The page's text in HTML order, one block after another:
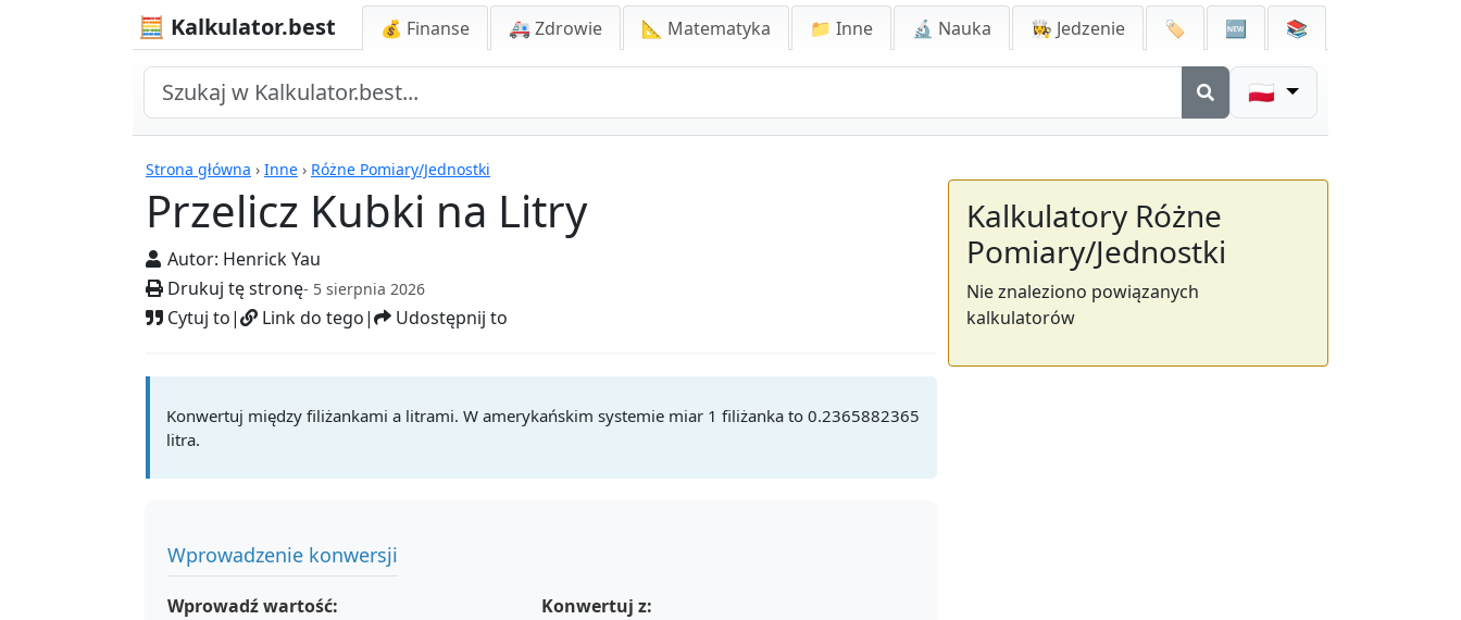
🧮 Kalkulator.best 💰 Finanse 🚑 Zdrowie 📐 Matematyka 📁 Inne 🔬 Nauka 👩‍🍳 Jedzenie 🏷️ 🆕 📚
🇵🇱
Strona główna › Inne › Różne Pomiary/Jednostki
Przelicz Kubki na Litry
Autor: Henrick Yau
Drukuj tę stronę- 5 sierpnia 2026
Cytuj to| Link do tego| Udostępnij to
Kalkulatory
Konwertuj między filiżankami a litrami. W amerykańskim systemie miar 1 filiżanka to 0.2365882365
litra.
Wprowadzenie konwersji
Wprowadź wartość: Konwertuj z:
Kalkulatory Różne
Pomiary/Jednostki
Nie znaleziono powiązanych
kalkulatorów